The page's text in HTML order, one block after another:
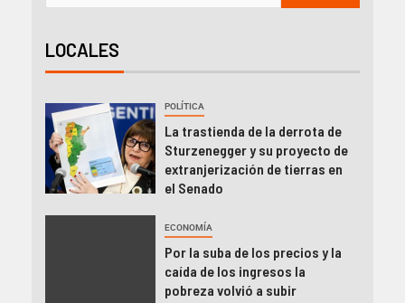
LOCALES
POLÍTICA
La trastienda de la derrota de
Sturzenegger y su proyecto de
extranjerización de tierras en
el Senado
ECONOMÍA
Por la suba de los precios y la
caída de los ingresos la
pobreza volvió a subir